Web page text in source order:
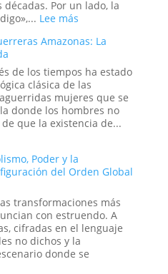
donde
Decide
la
Hora
del
Apocalipsis
Por un lado, la
Lee más:
«Niños
y
el
Proyecto
Stargate:
¿La
de
la
o
el
Sueño
de
un
Espía?
Amazonas: La
de los tiempos ha estado
clásica de las
mujeres que se
donde los hombres no
que la existencia de...
Poder y la
del Orden Global
transformaciones más
con estruendo. A
cifradas en el lenguaje
no dichos y la
donde se